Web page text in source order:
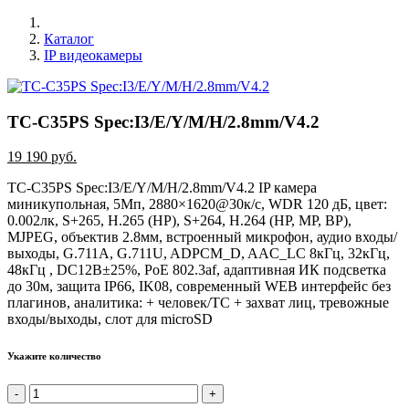
Каталог
IP видеокамеры
TC-C35PS Spec:I3/E/Y/M/H/2.8mm/V4.2
19 190 руб.
TC-C35PS Spec:I3/E/Y/M/H/2.8mm/V4.2 IP камера
миникупольная, 5Мп, 2880×1620@30к/c, WDR 120 дБ, цвет:
0.002лк, S+265, H.265 (HP), S+264, H.264 (HP, MP, BP),
MJPEG, объектив 2.8мм, встроенный микрофон, аудио входы/
выходы, G.711A, G.711U, ADPCM_D, AAC_LC 8кГц, 32кГц,
48кГц , DC12В±25%, PoE 802.3af, адаптивная ИК подсветка
до 30м, защита IP66, IK08, современный WEB интерфейс без
плагинов, аналитика: + человек/ТС + захват лиц, тревожные
входы/выходы, слот для microSD
Укажите количество